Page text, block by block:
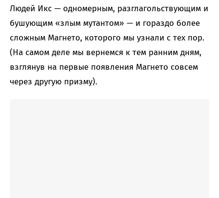
Людей Икс — одномерным, разглагольствующим и
бушующим «злым мутантом» — и гораздо более
сложным Магнето, которого мы узнали с тех пор.
(На самом деле мы вернемся к тем ранним дням,
взглянув на первые появления Магнето совсем
через другую призму).